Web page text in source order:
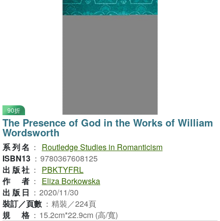
90折
The Presence of God in the Works of William
Wordsworth
系列名 ：
Routledge Studies in Romanticism
ISBN13 ： 9780367608125
出版社 ：
PBKTYFRL
作者 ：
Eliza Borkowska
出版日 ： 2020/11/30
裝訂／頁數 ： 精裝／224頁
規格 ： 15.2cm*22.9cm (高/寬)